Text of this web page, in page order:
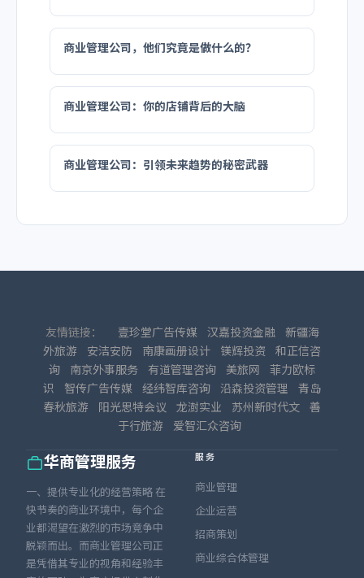
商业管理公司，他们究竟是做什么的？
商业管理公司：你的店铺背后的大脑
商业管理公司：引领未来趋势的秘密武器
友情链接： 壹珍堂广告传媒 汉嘉投资金融
新疆海
外旅游
安洁安防 南康画册设计 镁辉投资 和正信咨
询
南京外事服务 有道管理咨询 美旅网
菲力欧标
识
智传广告传媒 经纬智库咨询 沿森投资管理
青岛
春秋旅游
阳光思特会议 龙澍实业 苏州新时代文 善
于行旅游
爱智汇众咨询
华商管理服务
一、提供专业化的经营策略 在
快节奏的商业环境中，每个企
业都渴望在激烈的市场竞争中
脱颖而出。而商业管理公司正
是凭借其专业的视角和经验丰
服务
商业管理
企业运营
招商策划
商业综合体管理